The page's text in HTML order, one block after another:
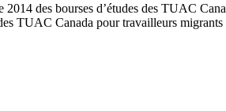
des bourses d’études des TUAC
TUAC Canada pour travailleurs